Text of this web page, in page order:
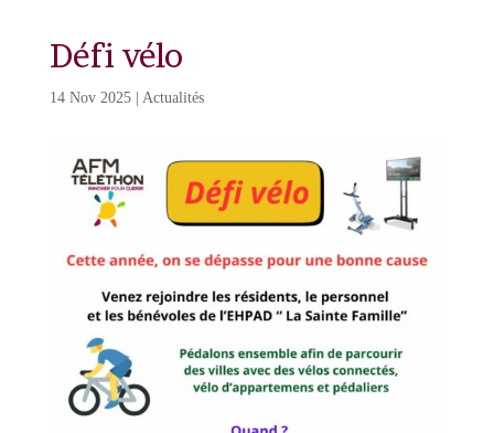
Défi vélo
14 Nov 2025| Actualités